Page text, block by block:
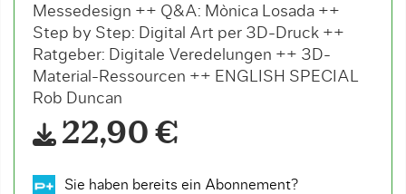
Messedesign ++ Q&A: Mònica Losada ++
Step by Step: Digital Art per 3D-Druck ++
Ratgeber: Digitale Veredelungen ++ 3D-
Material-Ressourcen ++ ENGLISH SPECIAL
Rob Duncan
22,90 €
Sie haben bereits ein Abonnement?